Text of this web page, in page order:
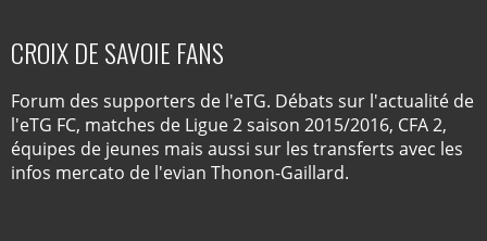
CROIX DE SAVOIE FANS
Forum des supporters de l'eTG. Débats sur l'actualité de
l'eTG FC, matches de Ligue 2 saison 2015/2016, CFA 2,
équipes de jeunes mais aussi sur les transferts avec les
infos mercato de l'evian Thonon-Gaillard.